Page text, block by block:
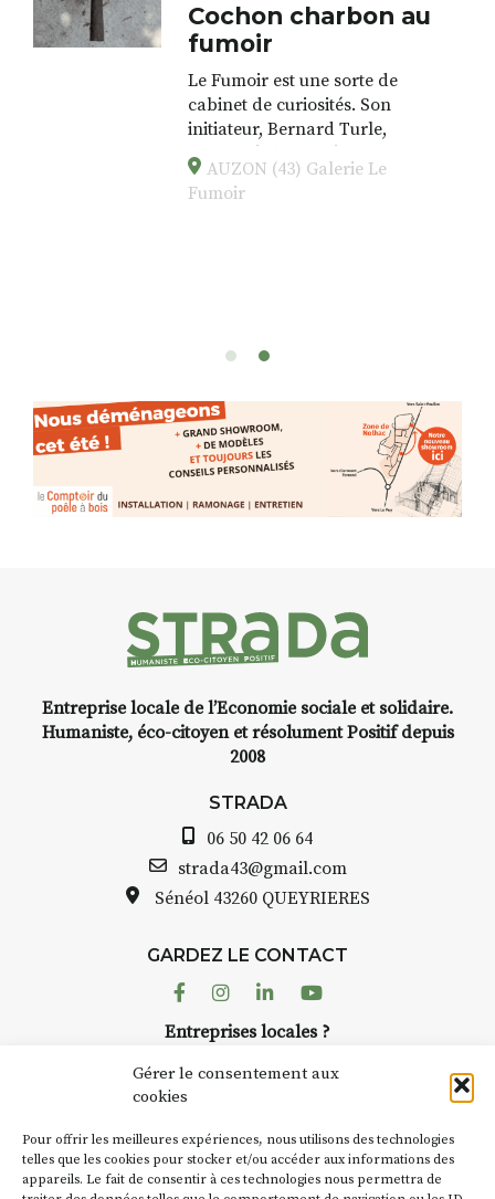
Gérer le consentement aux
cookies
Pour offrir les meilleures expériences, nous utilisons des technologies
telles que les cookies pour stocker et/ou accéder aux informations des
appareils. Le fait de consentir à ces technologies nous permettra de
Cochon charbon au
fumoir
Le Fumoir est une sorte de
cabinet de curiosités. Son
initiateur, Bernard Turle,
s’amuse à donner à voir des
associations fertiles, graves ou
drôles, parfois fumeuses. Des
elle joue
(de peau).entre.sarcasme et
facétie.
Programmée en off du festival
installation temporaire vous
INTERVIEW
avez ouvert une galerie à
Auzon…
Bernard TURLE Le Fumoir n’est
pas une galerie permanente.
AuzonToujours organise
dans le village. Des artistes et
caves, les granges d’Auzon. Le
Fumoir est l’un de ces espaces
d’autres activités culturelles de
la Petite Cité de Caractère. Par
exemple, l’installationCochon
AUZON (43) Galerie Le
Fumoir
Entreprise locale de l’Economie sociale et solidaire.
Humaniste, éco-citoyen et résolument Positif depuis
2008
STRADA
06 50 42 06 64
strada43@gmail.com
Sénéol 43260 QUEYRIERES
GARDEZ LE CONTACT
FacebookInstagram
LinkedinYoutube
Entreprises locales ?
Suivez toute l'actu de Strada